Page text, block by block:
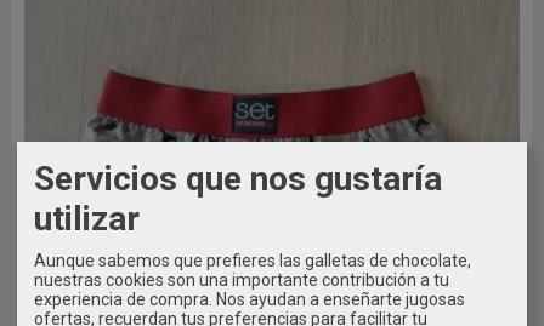
Servicios que nos gustaría
utilizar
Aunque sabemos que prefieres las galletas de chocolate,
nuestras cookies son una importante contribución a tu
experiencia de compra. Nos ayudan a enseñarte jugosas
ofertas, recuerdan tus preferencias para facilitar tu